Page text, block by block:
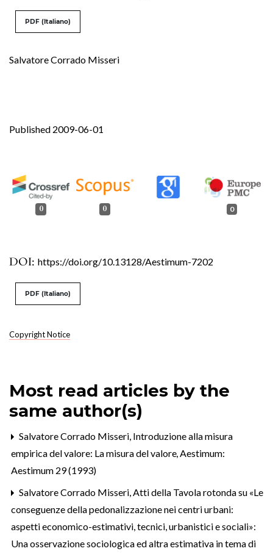
PDF (Italiano)
Salvatore Corrado Misseri
DOI: https://doi.org/10.13128/Aestimum-7202
Published 2009-06-01
Copyright Notice
0 0 0
PDF (Italiano)
Most read articles by the
same author(s)
Salvatore Corrado Misseri, Introduzione alla misura
empirica del valore: La misura del valore,Aestimum:
Aestimum 29 (1993)
Salvatore Corrado Misseri,Atti della Tavola rotonda su «Le
conseguenze della pedonalizzazione nei centri urbani:
aspetti economico-estimativi, tecnici, urbanistici e sociali»:
Una osservazione sociologica ed altra estimativa in tema di